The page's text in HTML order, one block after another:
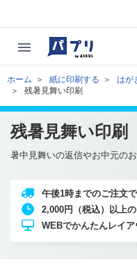
menu
ホーム 紙に印刷する
はが
残暑見舞い印刷
残暑見舞い印刷
暑中見舞いの返信やお中元の
午後1時までのご注文
2,000円（税込）以上
WEBでかんたんレイア